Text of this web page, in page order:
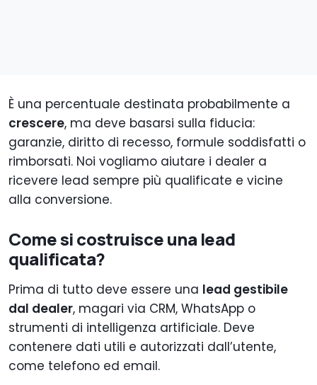
È una percentuale destinata probabilmente a
crescere, ma deve basarsi sulla fiducia:
garanzie, diritto di recesso, formule soddisfatti o
rimborsati. Noi vogliamo aiutare i dealer a
ricevere lead sempre più qualificate e vicine
alla conversione.
Come si costruisce una lead
qualificata?
Prima di tutto deve essere una lead gestibile
dal dealer, magari via CRM, WhatsApp o
strumenti di intelligenza artificiale. Deve
contenere dati utili e autorizzati dall’utente,
come telefono ed email.